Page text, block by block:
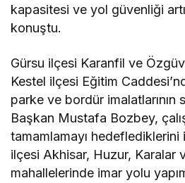
kapasitesi ve yol güvenliği
konuştu.
Gürsu ilçesi Karanfil ve
Kestel ilçesi Eğitim
parke ve bordür imalatlarının
Başkan Mustafa Bozbey,
tamamlamayı
ilçesi Akhisar, Huzur, Karalar
mahallelerinde imar yolu